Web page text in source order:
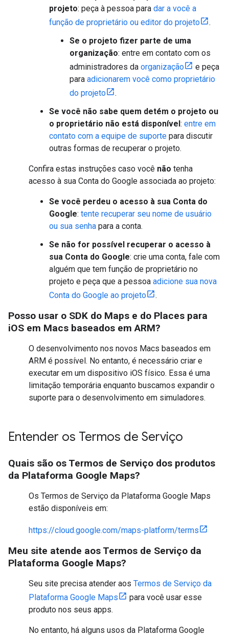
projeto: peça à pessoa para dar a você a
função de proprietário ou editor do projeto
.
Se o projeto fizer parte de uma
organização: entre em contato com os
administradores da organização
e peça
para adicionarem você como proprietário
do projeto
.
Se você não sabe quem detém o projeto ou
o proprietário não está disponível: entre em
contato com a equipe de suporte para discutir
outras formas de recuperar o projeto.
Confira estas instruções caso você não tenha
acesso à sua Conta do Google associada ao projeto:
Se você perdeu o acesso à sua Conta do
Google: tente recuperar seu nome de usuário
ou sua senha para a conta.
Se não for possível recuperar o acesso à
sua Conta do Google: crie uma conta, fale com
alguém que tem função de proprietário no
projeto e peça que a pessoa adicione sua nova
Conta do Google ao projeto
.
Posso usar o SDK do Maps e do Places para
iOS em Macs baseados em ARM?
O desenvolvimento nos novos Macs baseados em
ARM é possível. No entanto, é necessário criar e
executar em um dispositivo iOS físico. Essa é uma
limitação temporária enquanto buscamos expandir o
suporte para o desenvolvimento em simuladores.
Entender os Termos de Serviço
Quais são os Termos de Serviço dos produtos
da Plataforma Google Maps?
Os Termos de Serviço da Plataforma Google Maps
estão disponíveis em:
https://cloud.google.com/maps-platform/terms
Meu site atende aos Termos de Serviço da
Plataforma Google Maps?
Seu site precisa atender aos Termos de Serviço da
Plataforma Google Maps
para você usar esse
produto nos seus apps.
No entanto, há alguns usos da Plataforma Google